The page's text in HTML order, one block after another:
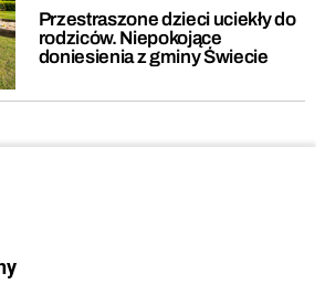
Przestraszone dzieci uciekły do
rodziców. Niepokojące
doniesienia z gminy Świecie